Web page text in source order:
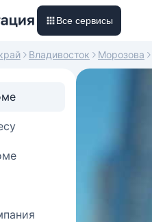
Все сервисы
Владивосток Морозова